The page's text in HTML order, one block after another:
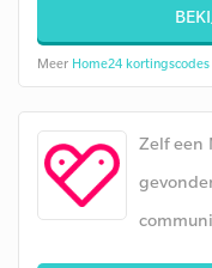
Meer Home24 kortingscodes
Zelf een